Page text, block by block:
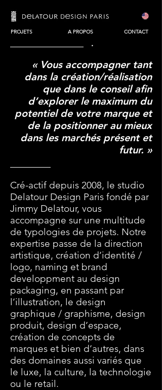
PROJETS A PROPOS CONTACT
.
« Vous accompagner tant
dans la création/réalisation
que dans le conseil afin
d’explorer le maximum du
potentiel de votre marque et
de la positionner au mieux
dans les marchés présent et
futur. »
Cré-actif depuis 2008, le studio
Delatour Design Paris fondé par
Jimmy Delatour, vous
accompagne sur une multitude
de typologies de projets. Notre
expertise passe de la direction
artistique, création d’identité /
logo, naming et brand
developpment au design
packaging, en passant par
l’illustration, le design
graphique / graphisme, design
produit, design d’espace,
création de concepts de
marques et bien d’autres, dans
des domaines aussi variés que
le luxe, la culture, la technologie
ou le retail.